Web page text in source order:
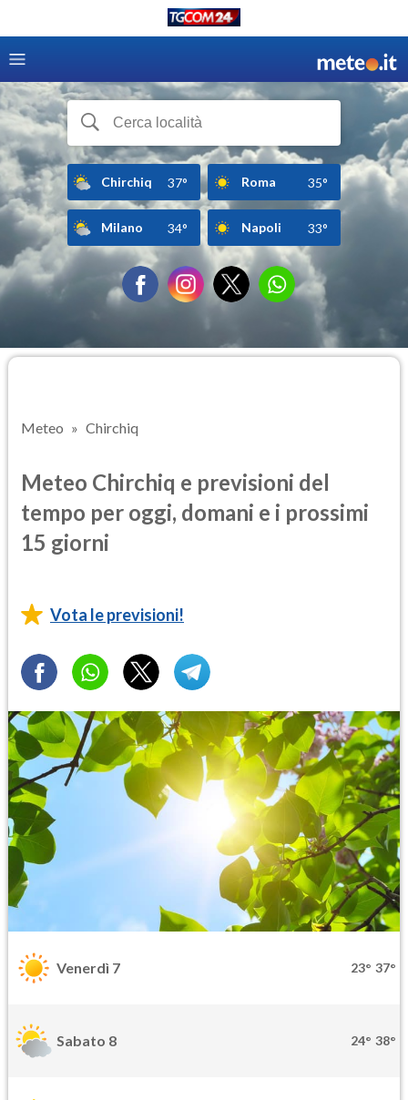
Chirchiq 37° Roma 35°
Milano 34° Napoli 33°
Meteo Chirchiq
Meteo Chirchiq e previsioni del
tempo per oggi, domani e i prossimi
15 giorni
Vota le previsioni!
Venerdì 7 23° 37°
Sabato 8 24° 38°